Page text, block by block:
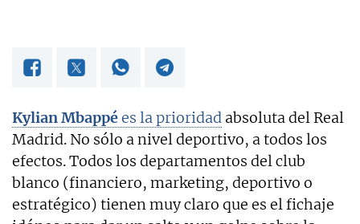
Kylian Mbappées la prioridad absoluta del Real
Madrid. No sólo a nivel deportivo, a todos los
efectos. Todos los departamentos del club
blanco (financiero, marketing, deportivo o
estratégico) tienen muy claro que es el fichaje